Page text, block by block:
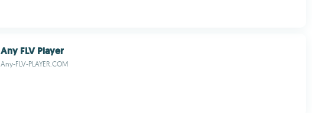
Any FLV Player
Any-FLV-PLAYER.COM